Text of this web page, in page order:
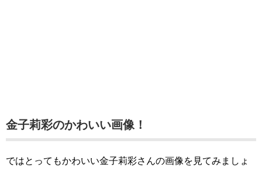
金子莉彩のかわいい画像！
ではとってもかわいい金子莉彩さんの画像を見てみましょ